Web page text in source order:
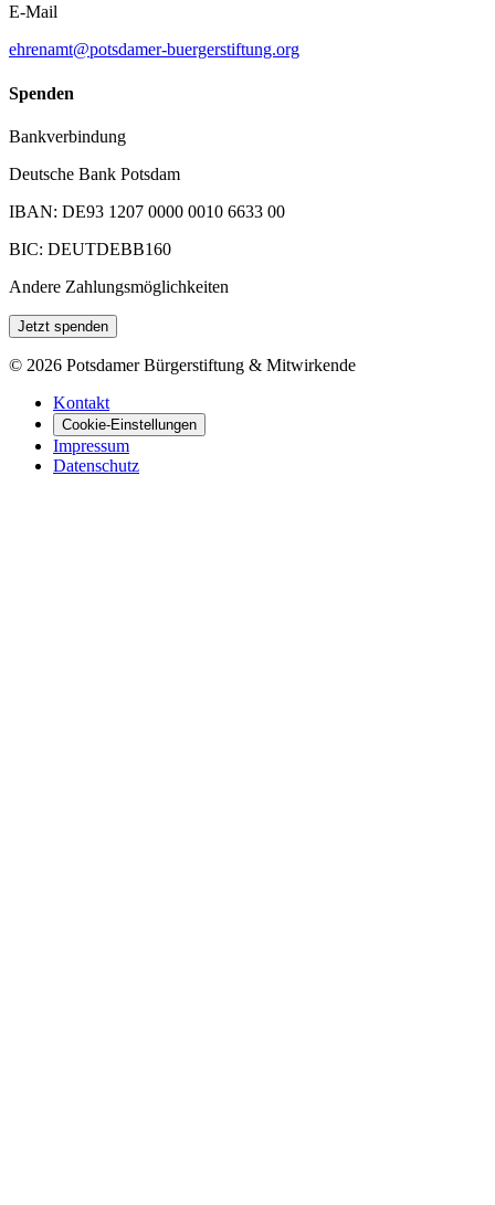
E-Mail
ehrenamt@potsdamer-buergerstiftung.org
Spenden
Bankverbindung
Deutsche Bank Potsdam
IBAN: DE93 1207 0000 0010 6633 00
BIC: DEUTDEBB160
Andere Zahlungsmöglichkeiten
Jetzt spenden
© 2026 Potsdamer Bürgerstiftung & Mitwirkende
Kontakt
Cookie-Einstellungen
Impressum
Datenschutz